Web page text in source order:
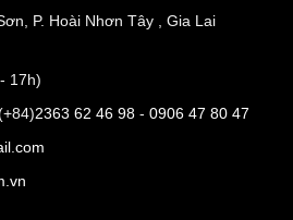
P. Hoài Nhơn Tây , Gia Lai
17h)
2363 62 46 98 - 0906 47 80 47